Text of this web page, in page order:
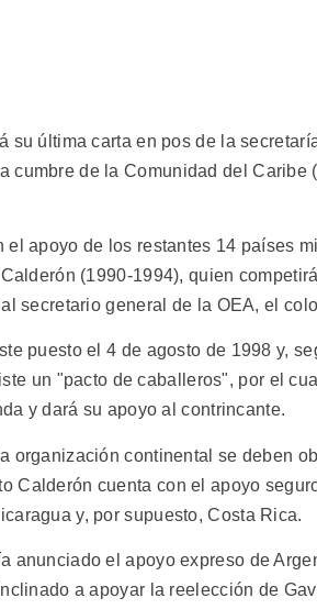
su última carta en pos de la
cumbre de la Comunidad del Caribe
apoyo de los restantes 14 países
(1990-1994), quien
secretario general de la OEA, el
puesto el 4 de agosto de 1998 y,
un "pacto de caballeros", por el
y dará su apoyo al contrincante.
organización continental se deben
Calderón cuenta con el apoyo
y, por supuesto, Costa Rica.
anunciado el apoyo expreso de
a apoyar la reelección de